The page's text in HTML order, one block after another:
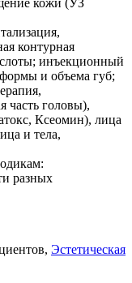
контурная
инъекционный
и объема губ;
часть головы),
Ксеомин), лица
и тела,
разных
Эстетическая